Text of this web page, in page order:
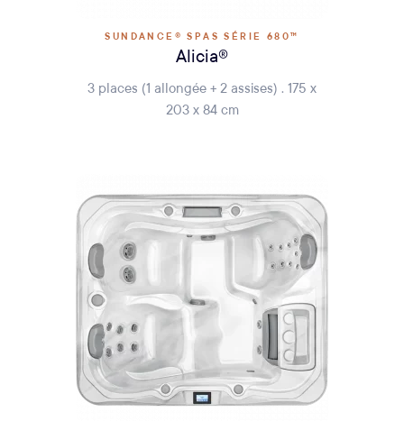
SUNDANCE® SPAS SÉRIE 680™
Alicia®
3 places (1 allongée + 2 assises) . 175 x
203 x 84 cm